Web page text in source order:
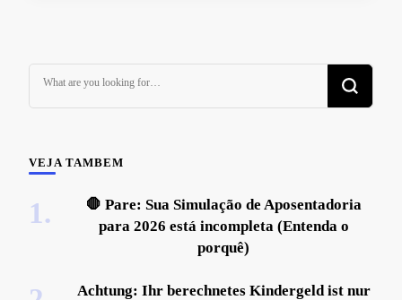
VEJA TAMBEM
🛑 Pare: Sua Simulação de Aposentadoria
para 2026 está incompleta (Entenda o
porquê)
Achtung: Ihr berechnetes Kindergeld ist nur